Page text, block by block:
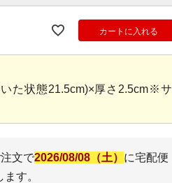
カートに入れる
た状態21.5cm)×厚さ2.5cm※サ
文で2026/08/08（土） に宅配便
す。